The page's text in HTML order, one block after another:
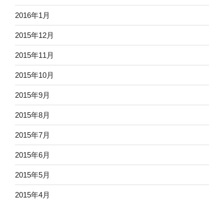
2016年1月
2015年12月
2015年11月
2015年10月
2015年9月
2015年8月
2015年7月
2015年6月
2015年5月
2015年4月